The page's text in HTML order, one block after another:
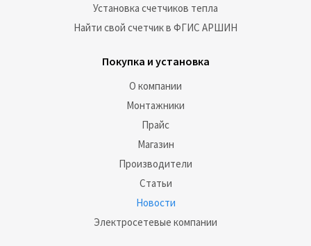
Установка счетчиков тепла
Найти свой счетчик в ФГИС АРШИН
Покупка и установка
О компании
Монтажники
Прайс
Магазин
Производители
Статьи
Новости
Электросетевые компании